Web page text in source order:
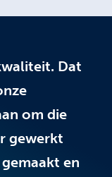
Dat
om die
gewerkt
en